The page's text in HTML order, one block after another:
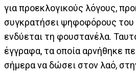
για προεκλογικούς λόγους,
συγκρατήσει ψηφοφόρους
ενδύεται τη φουστανέλα.
έγγραφα, τα οποία αρνήθηκε
σήμερα να δώσει στον λαό,